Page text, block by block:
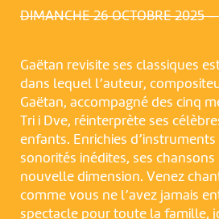
DIMANCHE 26 OCTOBRE 2025 –
Gaëtan revisite ses classiques
dans lequel l’auteur,
Gaëtan, accompagné des cinq
Tri i Dve, réinterprète ses
enfants. Enrichies
sonorités inédites, ses
nouvelle dimension. Venez
comme vous ne l’avez jamais
spectacle pour toute la famille,